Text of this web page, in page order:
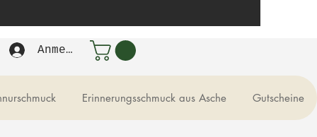
Anmelden
Erinnerungsschmuck aus Asche Gutscheine